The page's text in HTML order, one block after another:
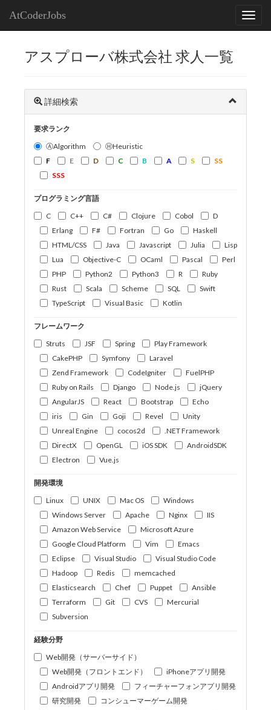
AtCoderJobs
アスプローバ株式会社 求人一覧
詳細検索
要求ランク
ⒶAlgorithm
ⒽHeuristic
F
E D C B A S
SS
SSS
プログラミング言語
C
C++ C# Clojure Cobol
D
Erlang
F# Fortran Go
Haskell
HTML/CSS
Java Javascript Julia
Lisp
Lua
Objective-C OCaml Pascal
Perl
PHP
Python2 Python3 R
Ruby
Rust
Scala Scheme SQL
Swift
TypeScript
Visual Basic Kotlin
フレームワーク
Struts
JSF Spring
Play Framework
CakePHP
Symfony
Laravel
Zend Framework
CodeIgniter
FuelPHP
Ruby on Rails
Django Node.js
jQuery
AngularJS
React Bootstrap
Echo
iris
Gin Goji Revel
Unity
Unreal Engine
cocos2d
.NET Framework
DirectX
OpenGL iOS SDK
AndroidSDK
Electron
Vue.js
開発環境
Linux
UNIX Mac OS
Windows
Windows Server
Apache Nginx
IIS
Amazon Web Service
Microsoft Azure
Google Cloud Platform
Vim
Emacs
Eclipse
Visual Studio
Visual Studio Code
Hadoop
Redis
memcached
Elasticsearch
Chef Puppet
Ansible
Terraform
Git CVS
Mercurial
Subversion
経験分野
Web開発（サーバーサイド）
Web開発（フロントエンド）
iPhoneアプリ開発
Androidアプリ開発
フィーチャーフォンアプリ開発
研究開発
コンシューマーゲーム開発